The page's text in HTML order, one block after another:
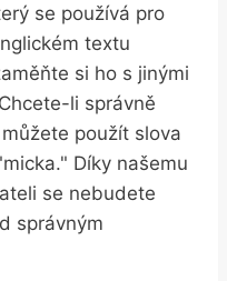
se používá pro
textu
si ho s jinými
li správně
použít slova
Díky našemu⁤
se nebudete
správným